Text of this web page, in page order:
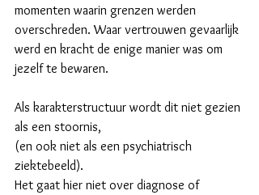
momenten waarin grenzen werden
overschreden. Waar vertrouwen gevaarlijk
werd en kracht de enige manier was om
jezelf te bewaren.
Als karakterstructuur wordt dit niet gezien
als een stoornis,
(en ook niet als een psychiatrisch
ziektebeeld).
Het gaat hier niet over diagnose of